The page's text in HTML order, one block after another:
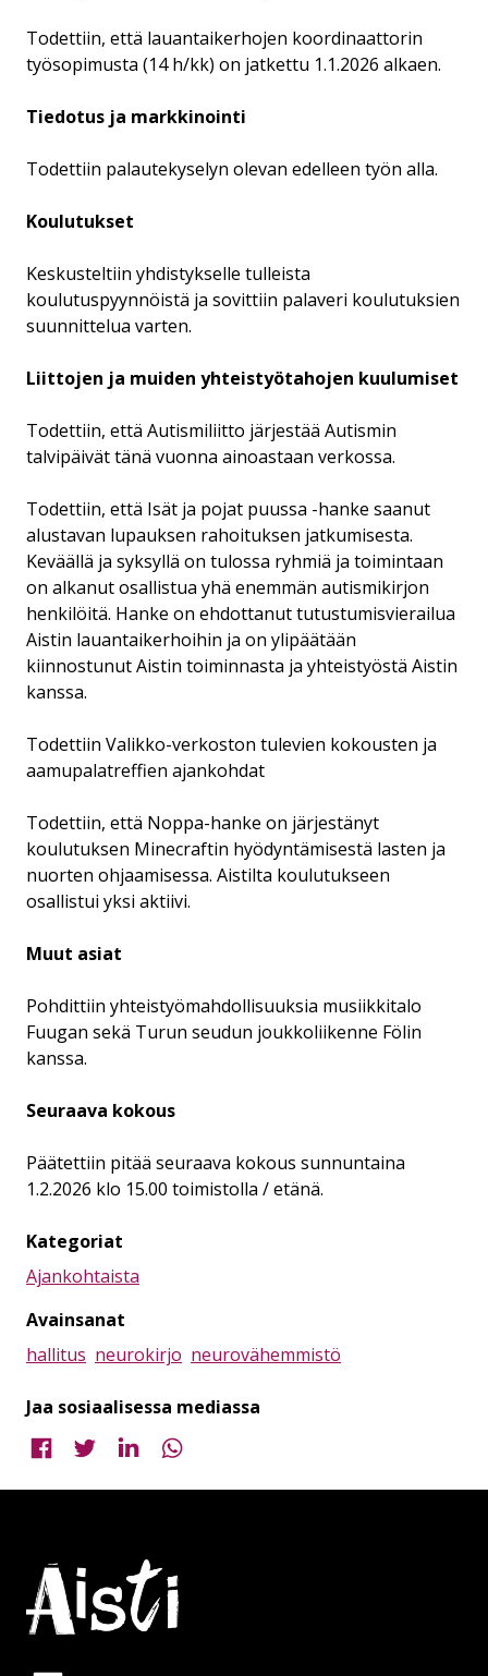
Todettiin, että lauantaikerhojen koordinaattorin
työsopimusta (14 h/kk) on jatkettu 1.1.2026 alkaen.
Tiedotus ja markkinointi
Todettiin palautekyselyn olevan edelleen työn alla.
Koulutukset
Keskusteltiin yhdistykselle tulleista
koulutuspyynnöistä ja sovittiin palaveri koulutuksien
suunnittelua varten.
Liittojen ja muiden yhteistyötahojen kuulumiset
Todettiin, että Autismiliitto järjestää Autismin
talvipäivät tänä vuonna ainoastaan verkossa.
Todettiin, että Isät ja pojat puussa -hanke saanut
alustavan lupauksen rahoituksen jatkumisesta.
Keväällä ja syksyllä on tulossa ryhmiä ja toimintaan
on alkanut osallistua yhä enemmän autismikirjon
henkilöitä. Hanke on ehdottanut tutustumisvierailua
Aistin lauantaikerhoihin ja on ylipäätään
kiinnostunut Aistin toiminnasta ja yhteistyöstä Aistin
kanssa.
Todettiin Valikko-verkoston tulevien kokousten ja
aamupalatreffien ajankohdat
Todettiin, että Noppa-hanke on järjestänyt
koulutuksen Minecraftin hyödyntämisestä lasten ja
nuorten ohjaamisessa. Aistilta koulutukseen
osallistui yksi aktiivi.
Muut asiat
Pohdittiin yhteistyömahdollisuuksia musiikkitalo
Fuugan sekä Turun seudun joukkoliikenne Fölin
kanssa.
Seuraava kokous
Päätettiin pitää seuraava kokous sunnuntaina
1.2.2026 klo 15.00 toimistolla / etänä.
Kategoriat
Ajankohtaista
Avainsanat
hallitus neurokirjo neurovähemmistö
Jaa sosiaalisessa mediassa
Jaa Facebookissa
Jaa TwitterissäJaa LinkedInissä